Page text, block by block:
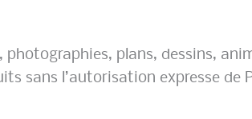
photographies, plans, dessins,
sans l’autorisation expresse de